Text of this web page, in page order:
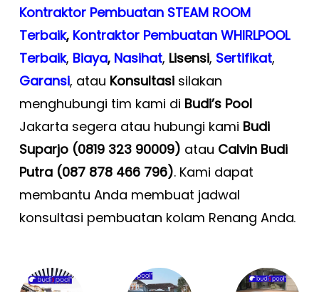
Kontraktor Pembuatan STEAM ROOM
Terbaik, Kontraktor Pembuatan WHIRLPOOL
Terbaik, Biaya, Nasihat, Lisensi, Sertifikat,
Garansi, atau Konsultasisilakan
menghubungi tim kami di Budi’s Pool
Jakarta segera atau hubungi kami Budi
Suparjo (0819 323 90009) atau Calvin Budi
Putra (087 878 466 796). Kami dapat
membantu Anda membuat jadwal
konsultasi pembuatan kolam Renang Anda.